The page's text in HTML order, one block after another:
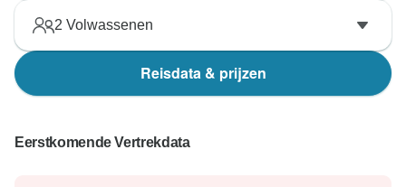
2 Volwassenen
Reisdata & prijzen
Eerstkomende Vertrekdata